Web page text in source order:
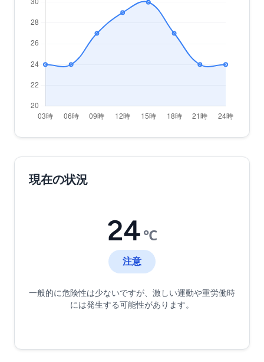
現在の状況
24 ℃
注意
一般的に危険性は少ないですが、激しい運動や重労働時
には発生する可能性があります。